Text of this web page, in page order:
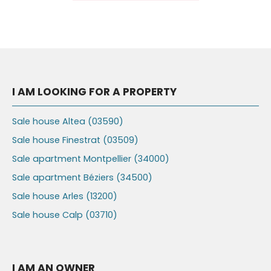
I AM LOOKING FOR A PROPERTY
Sale house Altea (03590)
Sale house Finestrat (03509)
Sale apartment Montpellier (34000)
Sale apartment Béziers (34500)
Sale house Arles (13200)
Sale house Calp (03710)